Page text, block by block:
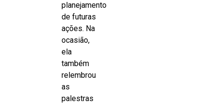
planejamento
de futuras
ações. Na
ocasião,
ela
também
relembrou
as
palestras